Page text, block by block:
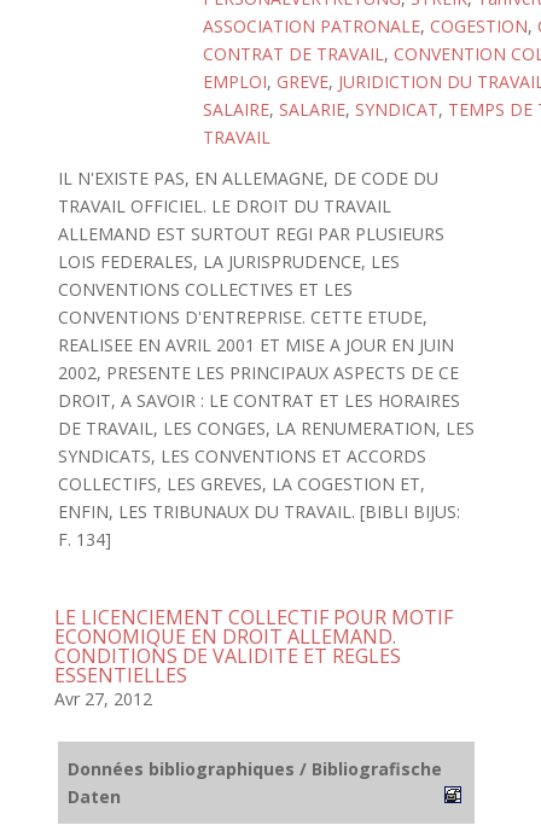
ASSOCIATION PATRONALE, COGESTION,
CONTRAT DE TRAVAIL, CONVENTION
EMPLOI, GREVE, JURIDICTION DU
SALAIRE, SALARIE, SYNDICAT, TEMPS DE
TRAVAIL
IL N'EXISTE PAS, EN ALLEMAGNE, DE CODE DU
TRAVAIL OFFICIEL. LE DROIT DU TRAVAIL
ALLEMAND EST SURTOUT REGI PAR PLUSIEURS
LOIS FEDERALES, LA JURISPRUDENCE, LES
CONVENTIONS COLLECTIVES ET LES
CONVENTIONS D'ENTREPRISE. CETTE ETUDE,
REALISEE EN AVRIL 2001 ET MISE A JOUR EN JUIN
2002, PRESENTE LES PRINCIPAUX ASPECTS DE CE
DROIT, A SAVOIR : LE CONTRAT ET LES HORAIRES
DE TRAVAIL, LES CONGES, LA RENUMERATION, LES
SYNDICATS, LES CONVENTIONS ET ACCORDS
COLLECTIFS, LES GREVES, LA COGESTION ET,
ENFIN, LES TRIBUNAUX DU TRAVAIL. [BIBLI BIJUS:
F. 134]
LE LICENCIEMENT COLLECTIF POUR MOTIF
ECONOMIQUE EN DROIT ALLEMAND.
CONDITIONS DE VALIDITE ET REGLES
ESSENTIELLES
Avr 27, 2012
Données bibliographiques / Bibliografische
Daten